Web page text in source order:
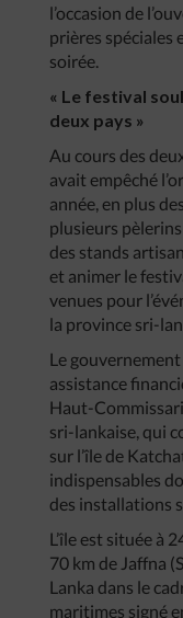
l’occasion de
prières spéciales
soirée.
« Le festival
deux pays »
Au cours des
avait empêché
année, en plus
plusieurs
des stands
et animer le
venues pour
la province sri-
Le
assistance
Haut-
sri-lankaise, qui
sur l’île de
indispensables
des installations
L’île est située à
70 km de Jaffna
Lanka dans le
maritimes signé